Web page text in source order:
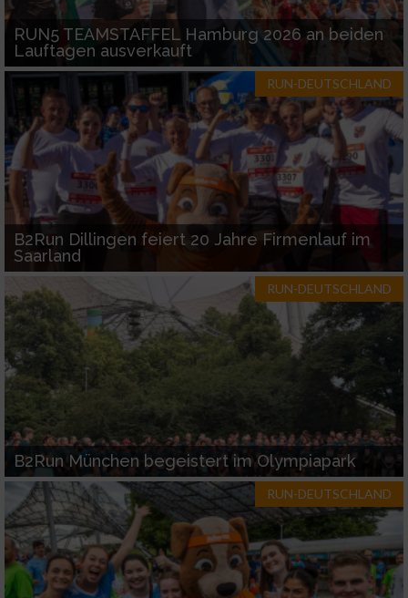
RUN5 TEAMSTAFFEL Hamburg 2026 an beiden
Lauftagen ausverkauft
RUN-DEUTSCHLAND
B2Run Dillingen feiert 20 Jahre Firmenlauf im
Saarland
RUN-DEUTSCHLAND
B2Run München begeistert im Olympiapark
RUN-DEUTSCHLAND
Geräte anhand von aktiv angeforderten
Informationen identifizieren
Nicht-IAB-Verarbeitungszwecke:
Notwendig
Performance
Funktional
Werbung